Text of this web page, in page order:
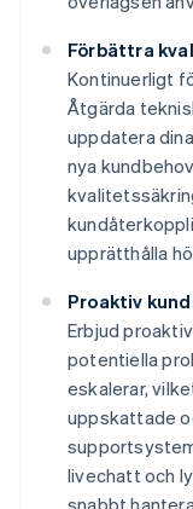
Förbättra
Kontinuerligt
Åtgärda
uppdatera
nya
upprätthålla
Proaktiv
Erbjud
potentiella
eskalerar,
uppskattade
livechatt och